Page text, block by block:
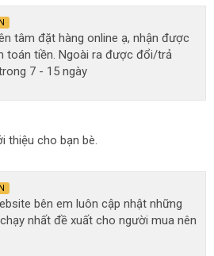
tâm đặt hàng online ạ, nhận được
toán tiền. Ngoài ra được đổi/trả
7 - 15 ngày
thiệu cho bạn bè.
bên em luôn cập nhật những
nhất đề xuất cho người mua nên